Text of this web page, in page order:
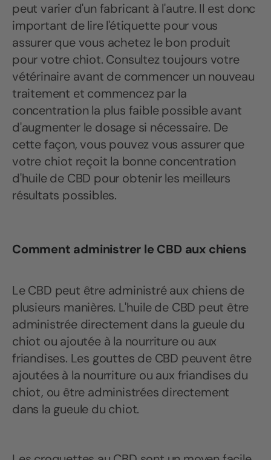
peut varier d'un fabricant à l'autre. Il est donc
important de lire l'étiquette pour vous
assurer que vous achetez le bon produit
pour votre chiot. Consultez toujours votre
vétérinaire avant de commencer un nouveau
traitement et commencez par la
concentration la plus faible possible avant
d'augmenter le dosage si nécessaire. De
cette façon, vous pouvez vous assurer que
votre chiot reçoit la bonne concentration
d'huile de CBD pour obtenir les meilleurs
résultats possibles.
Comment administrer le CBD aux chiens
Le CBD peut être administré aux chiens de
plusieurs manières. L'huile de CBD peut être
administrée directement dans la gueule du
chiot ou ajoutée à la nourriture ou aux
friandises. Les gouttes de CBD peuvent être
ajoutées à la nourriture ou aux friandises du
chiot, ou être administrées directement
dans la gueule du chiot.